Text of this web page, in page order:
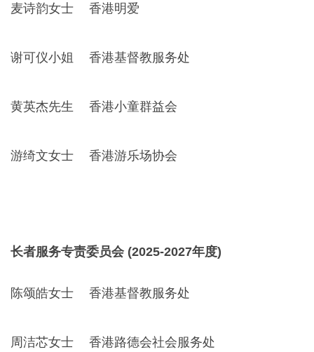
麦诗韵女士 香港明爱
谢可仪小姐 香港基督教服务处
黄英杰先生 香港小童群益会
游绮文女士 香港游乐场协会
长者服务专责委员会 (2025-2027年度)
陈颂皓女士 香港基督教服务处
周洁芯女士 香港路德会社会服务处